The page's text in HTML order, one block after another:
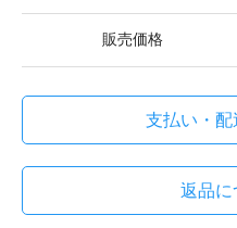
販売価格
支払い・配
返品に